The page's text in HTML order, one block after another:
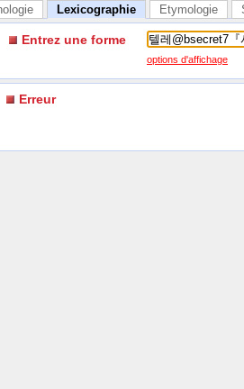
Lexicographie Etymologie
Entrez une forme
options d'affichage
Erreur